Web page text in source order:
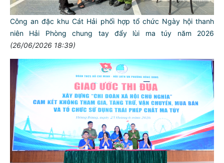
Công an đặc khu Cát Hải phối hợp tổ chức Ngày hội thanh
niên Hải Phòng chung tay đẩy lùi ma túy năm 2026
(26/06/2026 18:39)